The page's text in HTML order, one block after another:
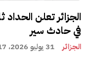
في حادث سير
الجزائر 31 يوليو 2026، 15:17 مساءً